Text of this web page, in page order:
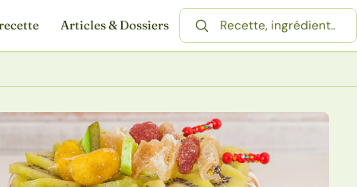
Articles & Dossiers
Rechercher une recette